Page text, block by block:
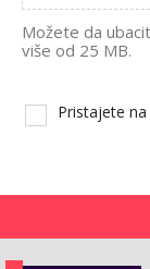
Možete da
više od 25 MB.
Pristajete na